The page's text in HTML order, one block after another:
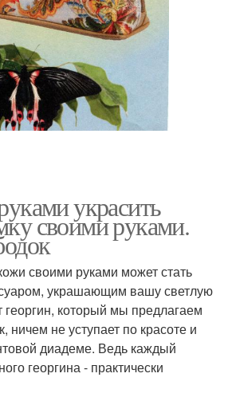
украсить
своими руками.
своими руками может стать
украшающим вашу светлую
георгин, который мы предлагаем
ничем не уступает по красоте и
диадеме. Ведь каждый
георгина - практически